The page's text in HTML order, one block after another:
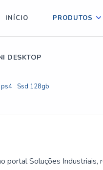
INÍCIO PRODUTOS
DESKTOP
ps4 Ssd 128gb
portal Soluções Industriais,